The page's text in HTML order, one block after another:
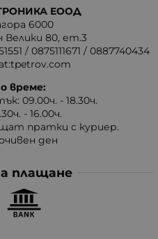
ЕООД
6000
Велики 80, ет.3
/ 0875111671 / 0887740434
време:
09.00ч. - 18.30ч.
- 16.00ч.
пратки с куриер.
ден
плащане